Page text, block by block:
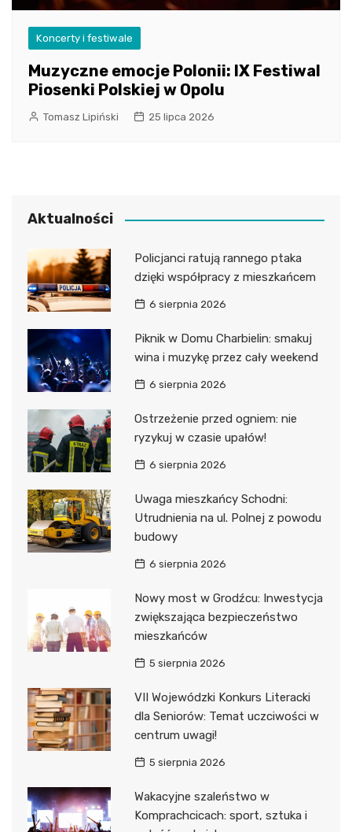
Koncerty i festiwale
Muzyczne emocje Polonii: IX Festiwal
Piosenki Polskiej w Opolu
Tomasz Lipiński 25 lipca 2026
Aktualności
Policjanci ratują rannego ptaka
dzięki współpracy z mieszkańcem
6 sierpnia 2026
Piknik w Domu Charbielin: smakuj
wina i muzykę przez cały weekend
6 sierpnia 2026
Ostrzeżenie przed ogniem: nie
ryzykuj w czasie upałów!
6 sierpnia 2026
Uwaga mieszkańcy Schodni:
Utrudnienia na ul. Polnej z powodu
budowy
6 sierpnia 2026
Nowy most w Grodźcu: Inwestycja
zwiększająca bezpieczeństwo
mieszkańców
5 sierpnia 2026
VII Wojewódzki Konkurs Literacki
dla Seniorów: Temat uczciwości w
centrum uwagi!
5 sierpnia 2026
Wakacyjne szaleństwo w
Komprachcicach: sport, sztuka i